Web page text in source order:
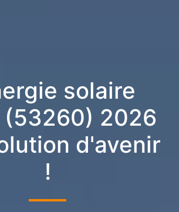
solaire
(53260) 2026
d'avenir
!